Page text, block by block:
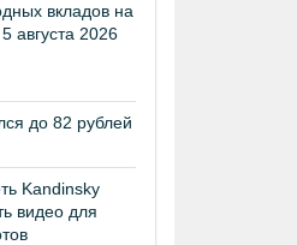
вкладов на
августа 2026
до 82 рублей
Kandinsky
видео для